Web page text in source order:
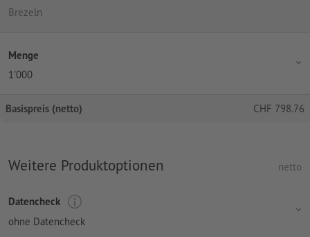
Brezeln
Menge
1'000
Basispreis (netto) CHF 798.76
Weitere Produktoptionen netto
Datencheck
ohne Datencheck